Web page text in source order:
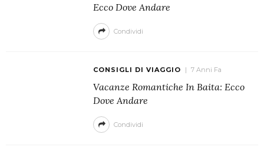
Ecco Dove Andare
Condividi
CONSIGLI DI VIAGGIO 7 Anni Fa
Vacanze Romantiche In Baita: Ecco
Dove Andare
Condividi